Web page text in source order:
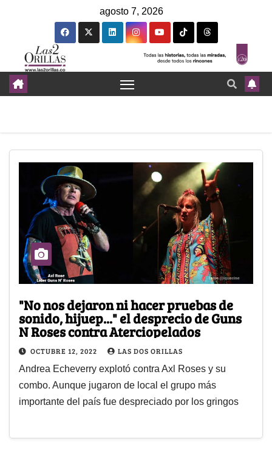
agosto 7, 2026
"No nos dejaron ni hacer pruebas de
sonido, hijuep..." el desprecio de Guns
N Roses contra Aterciopelados
OCTUBRE 12, 2022 LAS DOS ORILLAS
Andrea Echeverry explotó contra Axl Roses y su
combo. Aunque jugaron de local el grupo más
importante del país fue despreciado por los gringos